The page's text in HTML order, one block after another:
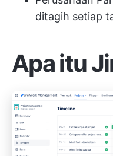
ditagih setiap
Apa itu